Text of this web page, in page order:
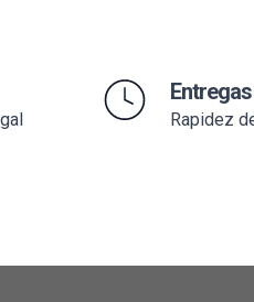
Rapidez